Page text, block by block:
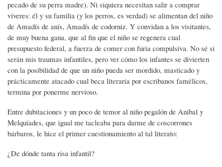
pecado de su perra madre). Ni siquiera necesitan salir a comprar
víveres: él y su familia (y los perros, es verdad) se alimentan del niño
de Amadís de anís, Amadís de codorniz. Y convidan a los visitantes,
de muy buena gana, que al fin que el niño se regenera cual
presupuesto federal, a fuerza de comer con furia compulsiva. No sé si
serán mis traumas infantiles, pero ver cómo los infantes se divierten
con la posibilidad de que un niño pueda ser mordido, masticado y
prácticamente atacado cual beca literaria por escribanos famélicos,
termina por ponerme nervioso.
Entre dubitaciones y un poco de temor al niño pegalón de Aníbal y
Melquíades, que igual me tacleaba para darme de coscorrones
bárbaros, le hice el primer cuestionamiento al tal literato:
¿De dónde tanta risa infantil?